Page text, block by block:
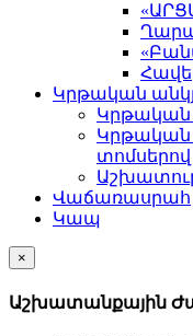
Կրթական
Կրթական
Կրթական
տոմսերով
Վաճառասրահ
Կապ
×
Աշխատանքային